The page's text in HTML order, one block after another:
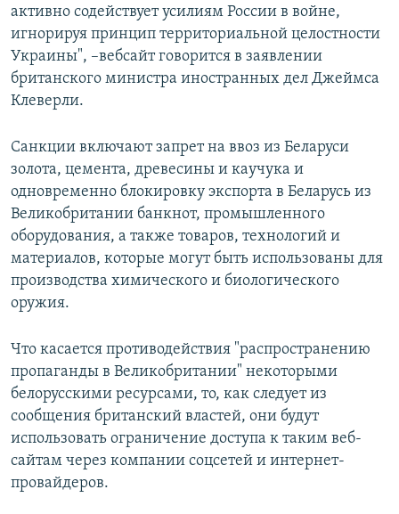
активно содействует усилиям России в войне,
игнорируя принцип территориальной целостности
Украины", –вебсайт говорится в заявлении
британского министра иностранных дел Джеймса
Клеверли.
Санкции включают запрет на ввоз из Беларуси
золота, цемента, древесины и каучука и
одновременно блокировку экспорта в Беларусь из
Великобритании банкнот, промышленного
оборудования, а также товаров, технологий и
материалов, которые могут быть использованы для
производства химического и биологического
оружия.
Что касается противодействия "распространению
пропаганды в Великобритании" некоторыми
белорусскими ресурсами, то, как следует из
сообщения британский властей, они будут
использовать ограничение доступа к таким веб-
сайтам через компании соцсетей и интернет-
провайдеров.